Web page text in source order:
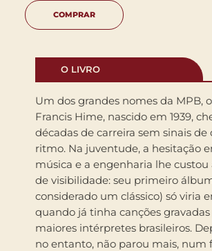
COMPRAR
O LIVRO
Um dos grandes nomes da MPB,
Francis Hime, nascido em 1939,
décadas de carreira sem sinais
ritmo. Na juventude, a hesitação
música e a engenharia lhe custou
de visibilidade: seu primeiro
considerado um clássico) só viria
quando já tinha canções gravadas
maiores intérpretes brasileiros.
no entanto, não parou mais, num